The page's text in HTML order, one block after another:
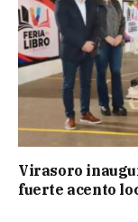
Virasoro
fuerte acento